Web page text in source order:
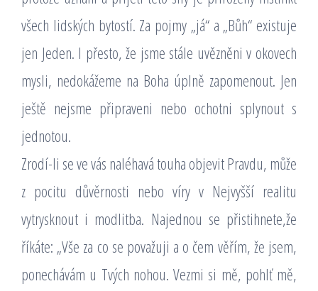
všech lidských bytostí. Za pojmy „já“ a „Bůh“ existuje
jen Jeden. I přesto, že jsme stále uvězněni v okovech
mysli, nedokážeme na Boha úplně zapomenout. Jen
ještě nejsme připraveni nebo ochotni splynout s
jednotou.
Zrodí-li se ve vás naléhavá touha objevit Pravdu, může
z pocitu důvěrnosti nebo víry v Nejvyšší realitu
vytrysknout i modlitba. Najednou se přistihnete,že
říkáte: „Vše za co se považuji a o čem věřím, že jsem,
ponechávám u Tvých nohou. Vezmi si mě, pohlť mě,